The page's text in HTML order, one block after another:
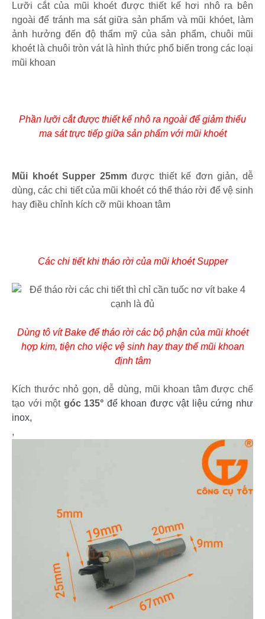
Lưỡi cắt của mũi khoét được thiết kế hơi nhô ra bên
ngoài để tránh ma sát giữa sản phẩm và mũi khóet, làm
ảnh hưởng đến độ thẩm mỹ của sản phẩm, chuôi mũi
khoét là chuôi tròn vát là hình thức phổ biến trong các loại
mũi khoan
Phần lưỡi cắt được thiết kế nhô ra ngoài để giảm thiểu
ma sát trực tiếp giữa sản phẩm với mũi khoét
Mũi khoét Supper 25mmđược thiết kế đơn giản, dễ
dùng, các chi tiết của mũi khoét có thể tháo rời để vệ sinh
hay điều chỉnh kích cỡ mũi khoan tâm
Các chi tiết khi tháo rời của mũi khoét Supper
Dùng tô vít Bake để tháo rời các bộ phận của mũi khoét
hợp kim, tiện cho việc vệ sinh hay thay thế mũi khoan
định tâm
Kích thước nhỏ gọn, dễ dùng, mũi khoan tâm được chế
tạo với một góc 135° để khoan được vật liệu cứng như
inox,
,